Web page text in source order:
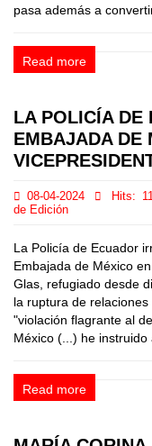
pasa además a
Read more
LA POLICÍA DE
EMBAJADA DE
08-04-2024 Hits:
de Edición
La Policía de Ecuador
Embajada de México
Glas, refugiado desde
la ruptura de
"violación flagrante al
México (...) he instruido
Read more